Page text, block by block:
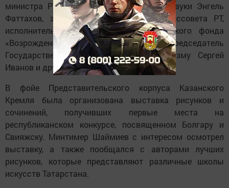
министра РТ - министр образования и науки Энгель
Фаттахов, заместитель Председателя Госсовета РТ,
исполнительный директор Республиканского фонда
«Возрождение» Татьяна Ларионова, председатель
Государственного комитета РТ по туризму Сергей
Иванов и другие официальные лица.
В фойе Представительского корпуса Казанского
Кремля была организована выставка рисунков и
сочинений, получивших первые места на
республиканском конкурсе, посвященном Болгару и
Свияжску. Минтимер Шаймиев с интересом осмотрел
выставку, а также пообщался с авторами лучших
рисунков, которые представляют различные школы
искусств Татарстана.